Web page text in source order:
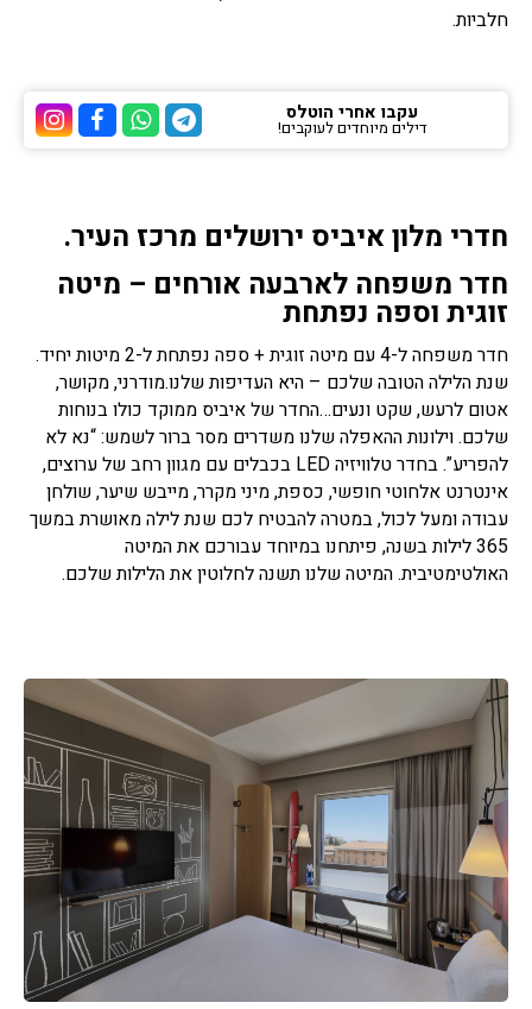
חלביות.
ערוץ ערוץ
ערוץ הוואטסאפ של
ערוץ הטלגרם של הוטלס
עקבו אחרי הוטלס
דילים מיוחדים לעוקבים!
חדרי מלון איביס ירושלים מרכז העיר.
חדר משפחה לארבעה אורחים – מיטה
זוגית וספה נפתחת
חדר משפחה ל-4 עם מיטה זוגית + ספה נפתחת ל-2 מיטות יחיד.
שנת הלילה הטובה שלכם – היא העדיפות שלנו.מודרני, מקושר,
אטום לרעש, שקט ונעים…החדר של איביס ממוקד כולו בנוחות
שלכם. וילונות ההאפלה שלנו משדרים מסר ברור לשמש: “נא לא
להפריע”. בחדר טלוויזיה LED בכבלים עם מגוון רחב של ערוצים,
אינטרנט אלחוטי חופשי, כספת, מיני מקרר, מייבש שיער, שולחן
עבודה ומעל לכול, במטרה להבטיח לכם שנת לילה מאושרת במשך
365 לילות בשנה, פיתחנו במיוחד עבורכם את המיטה
האולטימטיבית. המיטה שלנו תשנה לחלוטין את הלילות שלכם.